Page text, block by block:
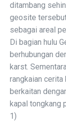
ditambang
geosite
sebagai areal
Di bagian hulu
berhubungan
karst.
rangkaian
berkaitan
kapal tongkang
1)